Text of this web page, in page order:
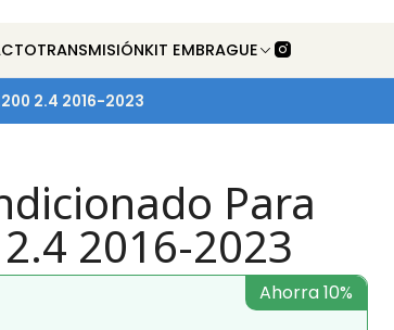
TRANSMISIÓNKIT EMBRAGUE
2.4 2016-2023
Para
2016-2023
Ahorra 10%